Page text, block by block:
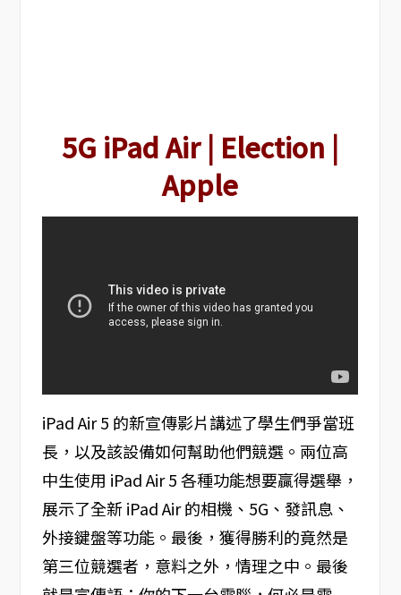
5G iPad Air | Election |
Apple
iPad Air 5 的新宣傳影片講述了學生們爭當班
長，以及該設備如何幫助他們競選。兩位高
中生使用 iPad Air 5 各種功能想要贏得選舉，
展示了全新 iPad Air 的相機、5G、發訊息、
外接鍵盤等功能。最後，獲得勝利的竟然是
第三位競選者，意料之外，情理之中。最後